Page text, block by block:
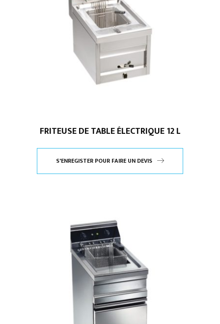
FRITEUSE DE TABLE ÉLECTRIQUE 12 L
S'ENREGISTER POUR FAIRE UN DEVIS